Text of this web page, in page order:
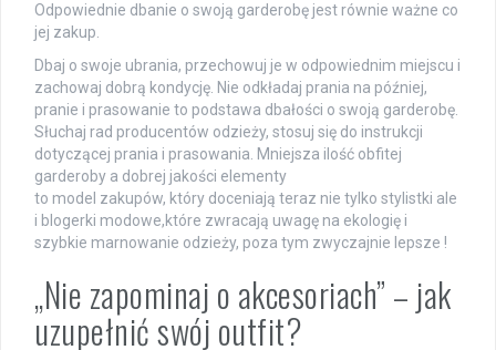
Odpowiednie dbanie o swoją garderobę jest równie ważne co
jej zakup.
Dbaj o swoje ubrania, przechowuj je w odpowiednim miejscu i
zachowaj dobrą kondycję. Nie odkładaj prania na później,
pranie i prasowanie to podstawa dbałości o swoją garderobę.
Słuchaj rad producentów odzieży, stosuj się do instrukcji
dotyczącej prania i prasowania. Mniejsza ilość obfitej
garderoby a dobrej jakości elementy
to model zakupów, który doceniają teraz nie tylko stylistki ale
i blogerki modowe,które zwracają uwagę na ekologię i
szybkie marnowanie odzieży, poza tym zwyczajnie lepsze !
„Nie zapominaj o akcesoriach” – jak
uzupełnić swój outfit?